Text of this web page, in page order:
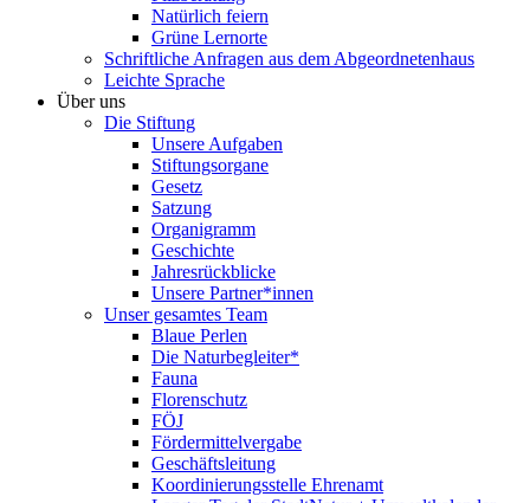
Natürlich feiern
Grüne Lernorte
Schriftliche Anfragen aus dem Abgeordnetenhaus
Leichte Sprache
Über uns
Die Stiftung
Unsere Aufgaben
Stiftungsorgane
Gesetz
Satzung
Organigramm
Geschichte
Jahresrückblicke
Unsere Partner*innen
Unser gesamtes Team
Blaue Perlen
Die Naturbegleiter*
Fauna
Florenschutz
FÖJ
Fördermittelvergabe
Geschäftsleitung
Koordinierungsstelle Ehrenamt